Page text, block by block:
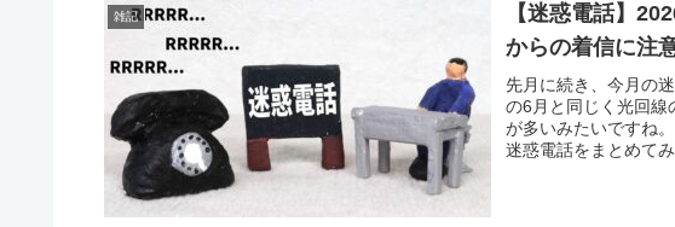
雑記
【迷惑電話】
からの着信に注
先月に続き、今月の
の6月と同じく光回線
が多いみたいですね
迷惑電話をまとめて